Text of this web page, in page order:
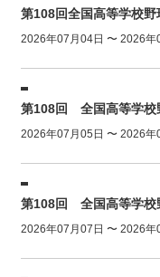
第108回全国高等学校
2026年07月04日 〜 2026年
第108回 全国高等学校
2026年07月05日 〜 2026年
第108回 全国高等学校
2026年07月07日 〜 2026年